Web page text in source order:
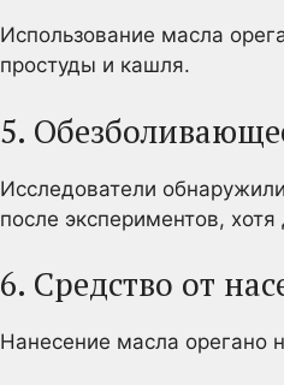
Использование масла
простуды и кашля.
5.
Исследователи
после экспериментов,
6. Средство от
Нанесение масла орегано